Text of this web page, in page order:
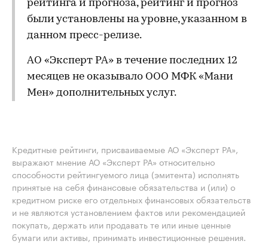
рейтинга и прогноза, рейтинг и прогноз
были установлены на уровне, указанном в
данном пресс-релизе.
АО «Эксперт РА» в течение последних 12
месяцев не оказывало ООО МФК «Мани
Мен» дополнительных услуг.
Кредитные рейтинги, присваиваемые АО «Эксперт РА»,
выражают мнение АО «Эксперт РА» относительно
способности рейтингуемого лица (эмитента) исполнять
принятые на себя финансовые обязательства и (или) о
кредитном риске его отдельных финансовых обязательств
и не являются установлением фактов или рекомендацией
покупать, держать или продавать те или иные ценные
бумаги или активы, принимать инвестиционные решения.